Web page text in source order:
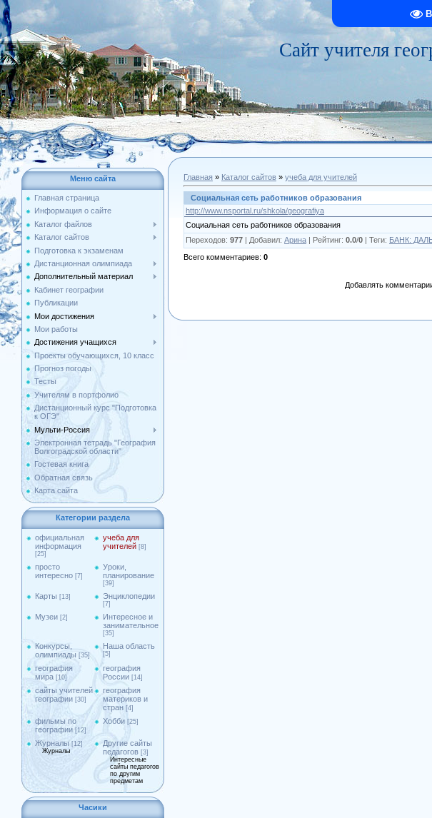
Сайт учителя
Меню сайта
Главная страница
Информация о сайте
Каталог файлов
Каталог сайтов
Подготовка к экзаменам
Дистанционная олимпиада
Дополнительный материал
Кабинет географии
Публикации
Мои достижения
Мои работы
Достижения учащихся
Проекты обучающихся, 10 класс
Прогноз погоды
Тесты
Учителям в портфолио
Дистанционный курс "Подготовка
к ОГЭ"
Мульти-Россия
Электронная тетрадь "География
Волгоградской области"
Гостевая книга
Обратная связь
Карта сайта
Категории раздела
официальная
информация
[25]
учеба для
учителей [8]
просто
интересно [7]
Уроки,
планирование
[39]
Карты [13] Энциклопедии
[7]
Музеи [2]
Интересное и
занимательное
[35]
Конкурсы,
олимпиады [35]
Наша область
[5]
география
мира [10]
география
России [14]
сайты учителей
географии [30]
география
материков и
стран [4]
фильмы по
географии [12]
Хобби [25]
Журналы [12]
Журналы
Другие сайты
педагогов [3]
Интересные
сайты педагогов
по другим
предметам
Часики
Главная » Каталог сайтов » учеба для учителей
Социальная сеть работников образования
http://www.nsportal.ru/shkola/geografiya
Социальная сеть работников образования
Переходов: 977 | Добавил: Арина | Рейтинг: 0.0/0 | Теги: БАНК:
Всего комментариев: 0
Добавлять